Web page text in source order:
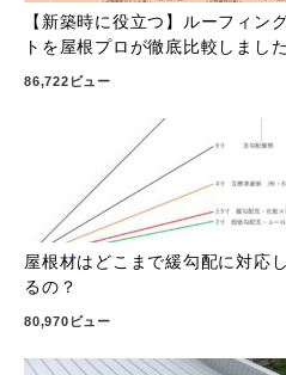
【新築時に役立つ】ルーフィン
トを屋根プロが徹底比較しました
86,722ビュー
屋根材はどこまで緩勾配に対応
るの？
80,970ビュー